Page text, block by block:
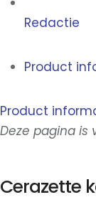
Redactie
Product
Product
Deze pagina is
Cerazette